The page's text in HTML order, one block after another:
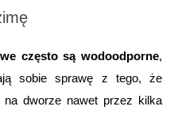
często są wodoodporne,
sobie sprawę z tego, że
dworze nawet przez kilka